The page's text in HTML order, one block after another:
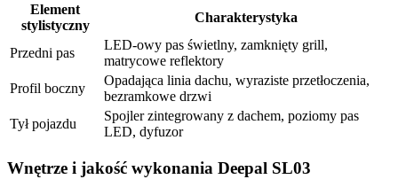
Element
stylistyczny
Charakterystyka
Przedni pas
LED-owy pas świetlny, zamknięty grill,
matrycowe reflektory
Profil boczny
Opadająca linia dachu, wyraziste przetłoczenia,
bezramkowe drzwi
Tył pojazdu
Spojler zintegrowany z dachem, poziomy pas
LED, dyfuzor
Wnętrze i jakość wykonania Deepal SL03